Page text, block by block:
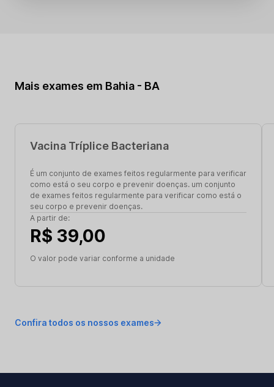
Mais exames em Bahia - BA
Vacina Tríplice Bacteriana
É um conjunto de exames feitos regularmente para verificar
como está o seu corpo e prevenir doenças. um conjunto
de exames feitos regularmente para verificar como está o
seu corpo e prevenir doenças.
A partir de:
R$ 39,00
O valor pode variar conforme a unidade
Confira todos os nossos exames